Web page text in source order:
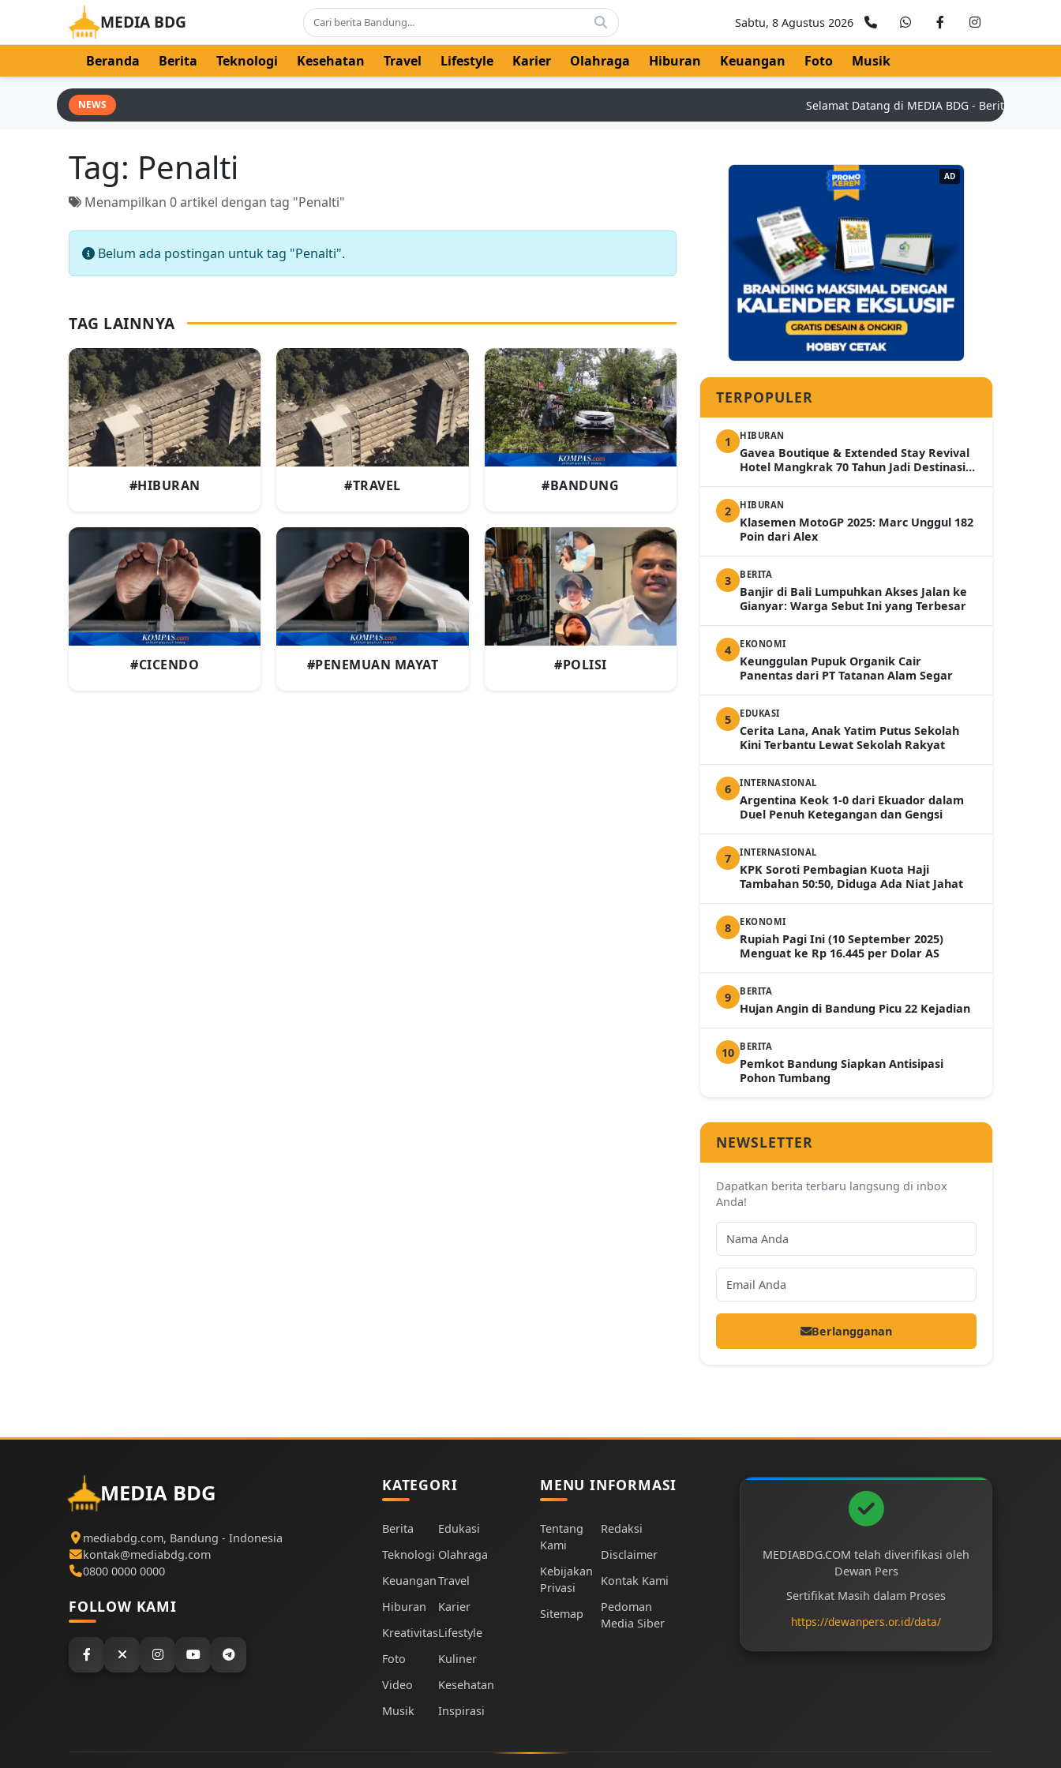
MEDIA BDG Sabtu, 8 Agustus 2026
Beranda Berita Teknologi Kesehatan Travel Lifestyle Karier Olahraga Hiburan Keuangan Foto Musik
NEWS Selamat Datang di MEDIA BDG - Berita
Tag: Penalti
Menampilkan 0 artikel dengan tag "Penalti"
Belum ada postingan untuk tag "Penalti".
TAG LAINNYA
#HIBURAN #TRAVEL #BANDUNG
#CICENDO #PENEMUAN MAYAT #POLISI
AD
TERPOPULER
1 HIBURAN
Gavea Boutique & Extended Stay Revival
Hotel Mangkrak 70 Tahun Jadi Destinasi
2
HIBURAN
Klasemen MotoGP 2025: Marc Unggul 182
Poin dari Alex
3 BERITA
Banjir di Bali Lumpuhkan Akses Jalan ke
Gianyar: Warga Sebut Ini yang Terbesar
4 EKONOMI
Keunggulan Pupuk Organik Cair
Panentas dari PT Tatanan Alam Segar
5 EDUKASI
Cerita Lana, Anak Yatim Putus Sekolah
Kini Terbantu Lewat Sekolah Rakyat
6 INTERNASIONAL
Argentina Keok 1-0 dari Ekuador dalam
Duel Penuh Ketegangan dan Gengsi
7 INTERNASIONAL
KPK Soroti Pembagian Kuota Haji
Tambahan 50:50, Diduga Ada Niat Jahat
8 EKONOMI
Rupiah Pagi Ini (10 September 2025)
Menguat ke Rp 16.445 per Dolar AS
9 BERITA
Hujan Angin di Bandung Picu 22 Kejadian
10 BERITA
Pemkot Bandung Siapkan Antisipasi
Pohon Tumbang
NEWSLETTER
Dapatkan berita terbaru langsung di inbox
Anda!
Berlangganan
MEDIA BDG
mediabdg.com, Bandung - Indonesia
kontak@mediabdg.com
0800 0000 0000
FOLLOW KAMI
KATEGORI
Berita
Teknologi
Keuangan
Hiburan
Kreativitas
Foto
Video
Musik
Edukasi
Olahraga
Travel
Karier
Lifestyle
Kuliner
Kesehatan
Inspirasi
MENU INFORMASI
Tentang
Kami
Kebijakan
Privasi
Sitemap
Redaksi
Disclaimer
Kontak Kami
Pedoman
Media Siber
MEDIABDG.COM telah diverifikasi oleh
Dewan Pers
Sertifikat Masih dalam Proses
https://dewanpers.or.id/data/